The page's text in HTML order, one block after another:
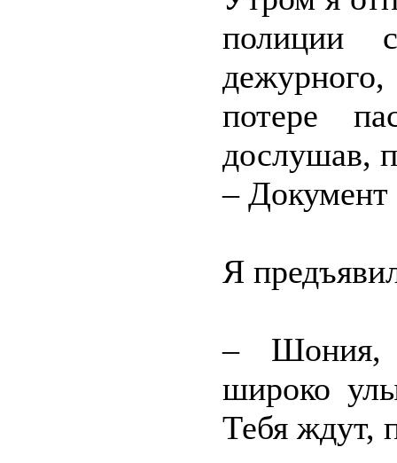
полиции
потере
дослушав,
–
Я
– Шония,
широко
Тебя ждут,